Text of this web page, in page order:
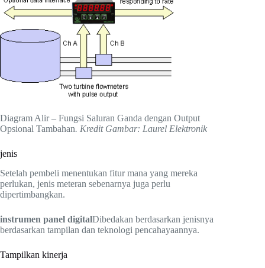
Diagram Alir – Fungsi Saluran Ganda dengan Output
Opsional Tambahan. Kredit Gambar: Laurel Elektronik
jenis
Setelah pembeli menentukan fitur mana yang mereka
perlukan, jenis meteran sebenarnya juga perlu
dipertimbangkan.
instrumen panel digitalDibedakan berdasarkan jenisnya
berdasarkan tampilan dan teknologi pencahayaannya.
Tampilkan kinerja